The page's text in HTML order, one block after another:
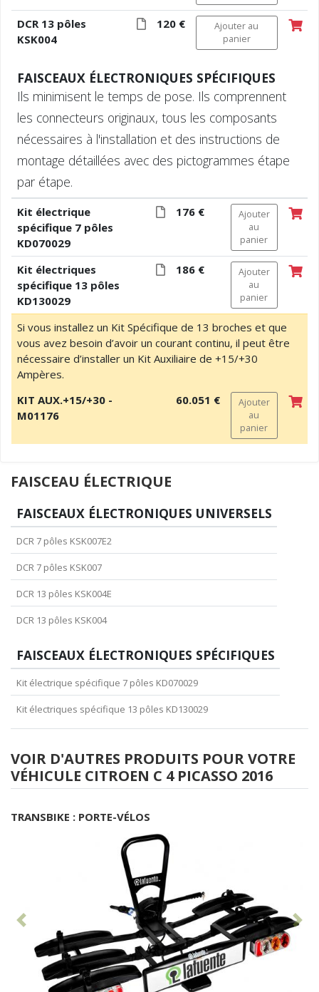
DCR 13 pôles
KSK004
120 €
Ajouter au
panier
FAISCEAUX ÉLECTRONIQUES SPÉCIFIQUES
Ils minimisent le temps de pose. Ils comprennent
les connecteurs originaux, tous les composants
nécessaires à l'installation et des instructions de
montage détaillées avec des pictogrammes étape
par étape.
Kit électrique
spécifique 7 pôles
KD070029
176 €
Ajouter
au
panier
Kit électriques
spécifique 13 pôles
KD130029
186 €
Ajouter
au
panier
Si vous installez un Kit Spécifique de 13 broches et que
vous avez besoin d’avoir un courant continu, il peut être
nécessaire d’installer un Kit Auxiliaire de +15/+30
Ampères.
KIT AUX.+15/+30 -
M01176
60.051 €
Ajouter
au
panier
FAISCEAU ÉLECTRIQUE
FAISCEAUX ÉLECTRONIQUES UNIVERSELS
DCR 7 pôles KSK007E2
DCR 7 pôles KSK007
DCR 13 pôles KSK004E
DCR 13 pôles KSK004
FAISCEAUX ÉLECTRONIQUES SPÉCIFIQUES
Kit électrique spécifique 7 pôles KD070029
Kit électriques spécifique 13 pôles KD130029
VOIR D'AUTRES PRODUITS POUR VOTRE
VÉHICULE CITROEN C 4 PICASSO 2016
TRANSBIKE : PORTE-VÉLOS